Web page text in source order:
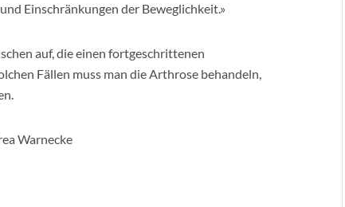
Einschränkungen der Beweglichkeit.»
auf, die einen fortgeschrittenen
Fällen muss man die Arthrose behandeln,
Warnecke